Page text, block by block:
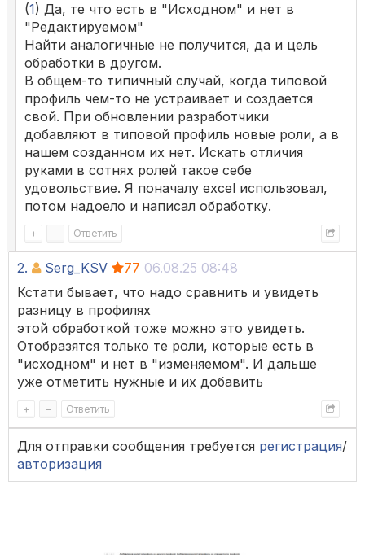
(1) Да, те что есть в "Исходном" и нет в
"Редактируемом"
Найти аналогичные не получится, да и цель
обработки в другом.
В общем-то типичный случай, когда типовой
профиль чем-то не устраивает и создается
свой. При обновлении разработчики
добавляют в типовой профиль новые роли, а в
нашем созданном их нет. Искать отличия
руками в сотнях ролей такое себе
удовольствие. Я поначалу excel использовал,
потом надоело и написал обработку.
+ – Ответить
2. Serg_KSV 77 06.08.25 08:48
Кстати бывает, что надо сравнить и увидеть
разницу в профилях
этой обработкой тоже можно это увидеть.
Отобразятся только те роли, которые есть в
"исходном" и нет в "изменяемом". И дальше
уже отметить нужные и их добавить
+ – Ответить
Для отправки сообщения требуется регистрация/
авторизация